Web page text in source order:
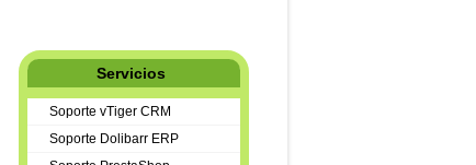
Servicios
Soporte vTiger CRM
Soporte Dolibarr ERP